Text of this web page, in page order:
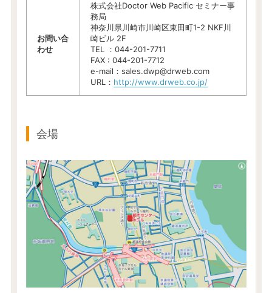
お問い合
わせ
株式会社Doctor Web Pacific セミナー事
務局
神奈川県川崎市川崎区東田町1-2 NKF川
崎ビル 2F
TEL ：044-201-7711
FAX : 044-201-7712
e-mail：sales.dwp@drweb.com
URL： http://www.drweb.co.jp/
会場